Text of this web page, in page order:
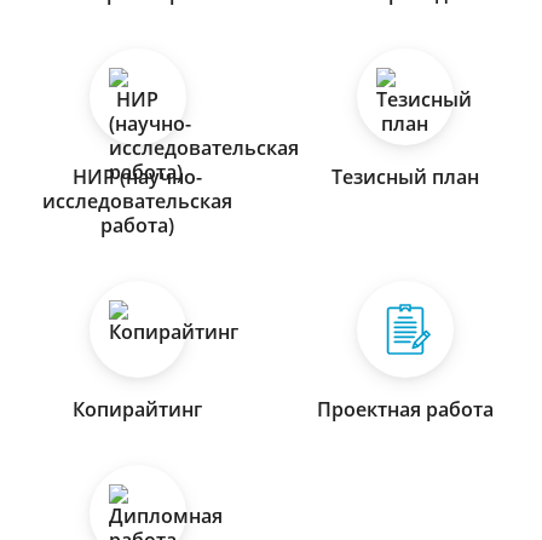
НИР (научно-
исследовательская
работа)
Тезисный план
Копирайтинг Проектная работа